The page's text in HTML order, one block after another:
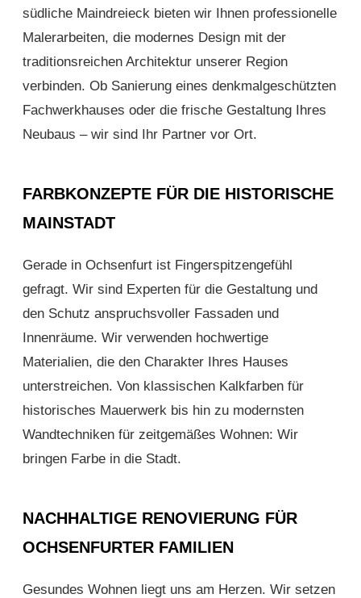
südliche Maindreieck bieten wir Ihnen professionelle
Malerarbeiten, die modernes Design mit der
traditionsreichen Architektur unserer Region
verbinden. Ob Sanierung eines denkmalgeschützten
Fachwerkhauses oder die frische Gestaltung Ihres
Neubaus – wir sind Ihr Partner vor Ort.
FARBKONZEPTE FÜR DIE HISTORISCHE
MAINSTADT
Gerade in Ochsenfurt ist Fingerspitzengefühl
gefragt. Wir sind Experten für die Gestaltung und
den Schutz anspruchsvoller Fassaden und
Innenräume. Wir verwenden hochwertige
Materialien, die den Charakter Ihres Hauses
unterstreichen. Von klassischen Kalkfarben für
historisches Mauerwerk bis hin zu modernsten
Wandtechniken für zeitgemäßes Wohnen: Wir
bringen Farbe in die Stadt.
NACHHALTIGE RENOVIERUNG FÜR
OCHSENFURTER FAMILIEN
Gesundes Wohnen liegt uns am Herzen. Wir setzen